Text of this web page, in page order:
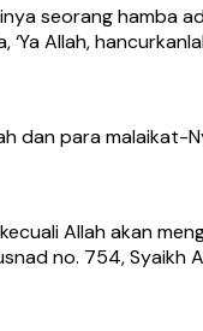
seorang hamba
Allah,
dan para malaikat-
Allah akan
no. 754, Syaikh